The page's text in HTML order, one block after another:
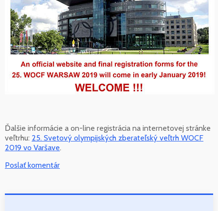
Ďalšie informácie a on-line registrácia na internetovej stránke
veľtrhu: 25. Svetový olympijských zberateľský veľtrh WOCF
2019 vo Varšave.
Poslať komentár